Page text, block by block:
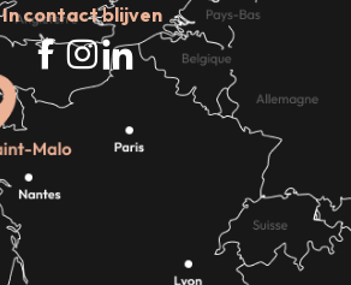
In contact blijven